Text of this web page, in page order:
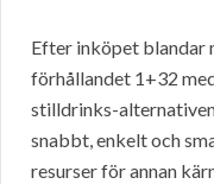
Efter inköpet blandar
förhållandet 1+32
stilldrinks-
snabbt, enkelt och
resurser för annan